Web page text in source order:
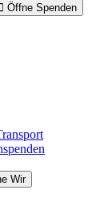
Öffne Spenden
Wir